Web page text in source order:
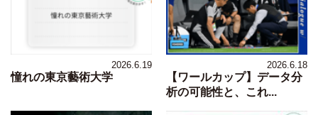
2026.6.19
憧れの東京藝術大学
2026.6.18
【ワールカップ】データ分
析の可能性と、これ...